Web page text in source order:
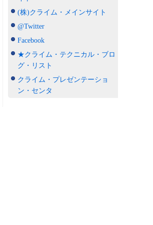
(株)クライム・メインサイト
@Twitter
Facebook
★クライム・テクニカル・ブロ
グ・リスト
クライム・プレゼンテーショ
ン・センタ